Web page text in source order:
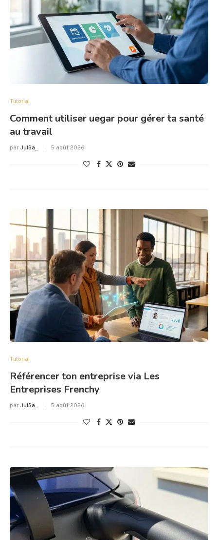
Tutorial
Comment utiliser uegar pour gérer ta santé
au travail
parJulSa_ 5 août 2026
Tutorial
Référencer ton entreprise via Les
Entreprises Frenchy
parJulSa_ 5 août 2026